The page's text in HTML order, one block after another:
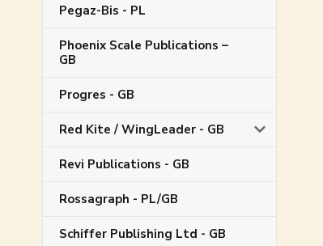
Pegaz-Bis - PL
Phoenix Scale Publications –
GB
Progres - GB
Red Kite / WingLeader - GB
Revi Publications - GB
Rossagraph - PL/GB
Schiffer Publishing Ltd - GB